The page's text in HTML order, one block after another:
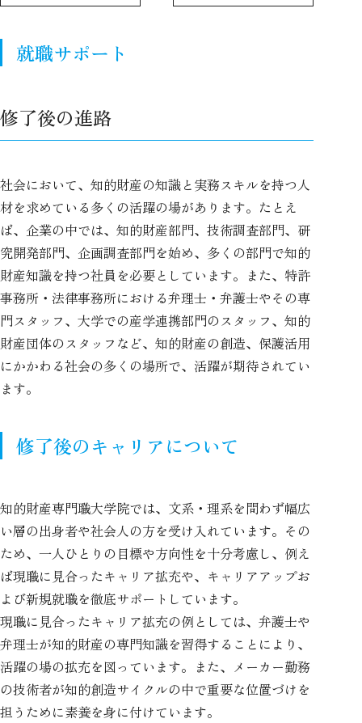
就職サポート
修了後の進路
社会において、知的財産の知識と実務スキルを持つ人
材を求めている多くの活躍の場があります。たとえ
ば、企業の中では、知的財産部門、技術調査部門、研
究開発部門、企画調査部門を始め、多くの部門で知的
財産知識を持つ社員を必要としています。また、特許
事務所・法律事務所における弁理士・弁護士やその専
門スタッフ、大学での産学連携部門のスタッフ、知的
財産団体のスタッフなど、知的財産の創造、保護活用
にかかわる社会の多くの場所で、活躍が期待されてい
ます。
修了後のキャリアについて
知的財産専門職大学院では、文系・理系を問わず幅広
い層の出身者や社会人の方を受け入れています。その
ため、一人ひとりの目標や方向性を十分考慮し、例え
ば現職に見合ったキャリア拡充や、キャリアアップお
よび新規就職を徹底サポートしています。
現職に見合ったキャリア拡充の例としては、弁護士や
弁理士が知的財産の専門知識を習得することにより、
活躍の場の拡充を図っています。また、メーカー勤務
の技術者が知的創造サイクルの中で重要な位置づけを
担うために素養を身に付けています。